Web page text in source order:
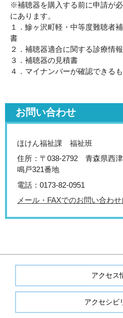
※補聴器を購入する前に申請が
にあります。
１．鰺ヶ沢町軽・中等度難聴者
書
２．補聴器適合に関する診療情
３．補聴器の見積書
４．マイナンバーが確認できる
お問い合わせ
ほけん福祉課 福祉班
住所：〒038-2792 青森県西
鳴戸321番地
電話：0173-82-0951
メール・FAXでのお問い合わ
アクセス
アクセシビ